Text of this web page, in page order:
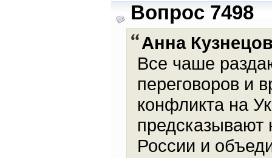
Вопрос 7498
Анна
Все чаше
переговоров и
конфликта на
предсказывают
России и